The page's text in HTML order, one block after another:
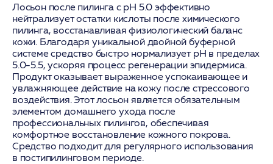
Лосьон после пилинга с pH 5.0 эффективно
нейтрализует остатки кислоты после химического
пилинга, восстанавливая физиологический баланс
кожи. Благодаря уникальной двойной буферной
системе средство быстро нормализует pH в пределах
5.0-5.5, ускоряя процесс регенерации эпидермиса.
Продукт оказывает выраженное успокаивающее и
увлажняющее действие на кожу после стрессового
воздействия. Этот лосьон является обязательным
элементом домашнего ухода после
профессиональных пилингов, обеспечивая
комфортное восстановление кожного покрова.
Средство подходит для регулярного использования
в постипилинговом периоде.